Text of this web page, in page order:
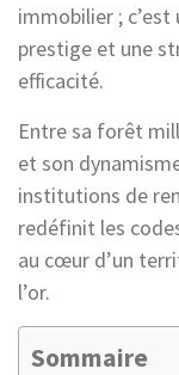
immobilier ;
prestige et une
efficacité.
Entre sa forêt
et son
institutions de
redéfinit les
au cœur d’un
l’or.
Sommaire